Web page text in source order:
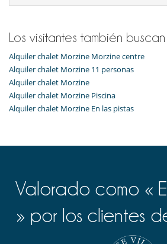
Los visitantes también buscan
Alquiler chalet Morzine Morzine centre
Alquiler chalet Morzine 11 personas
Alquiler chalet Morzine
Alquiler chalet Morzine Piscina
Alquiler chalet Morzine En las pistas
Valorado como «
» por los clientes